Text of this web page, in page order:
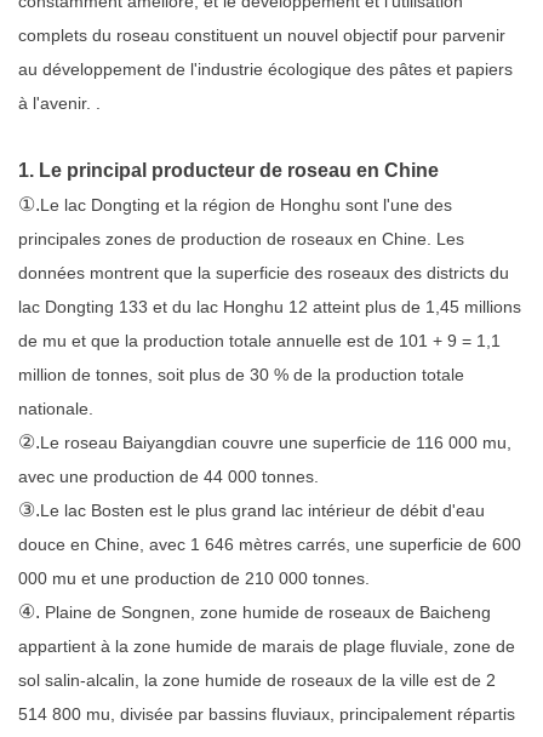
complets du roseau constituent un nouvel objectif pour parvenir
au développement de l'industrie écologique des pâtes et papiers
à l'avenir. .
1. Le principal producteur de roseau en Chine
①.Le lac Dongting et la région de Honghu sont l'une des
principales zones de production de roseaux en Chine. Les
données montrent que la superficie des roseaux des districts du
lac Dongting 133 et du lac Honghu 12 atteint plus de 1,45 millions
de mu et que la production totale annuelle est de 101 + 9 = 1,1
million de tonnes, soit plus de 30 % de la production totale
nationale.
②.Le roseau Baiyangdian couvre une superficie de 116 000 mu,
avec une production de 44 000 tonnes.
③.Le lac Bosten est le plus grand lac intérieur de débit d'eau
douce en Chine, avec 1 646 mètres carrés, une superficie de 600
000 mu et une production de 210 000 tonnes.
④. Plaine de Songnen, zone humide de roseaux de Baicheng
appartient à la zone humide de marais de plage fluviale, zone de
sol salin-alcalin, la zone humide de roseaux de la ville est de 2
514 800 mu, divisée par bassins fluviaux, principalement répartis